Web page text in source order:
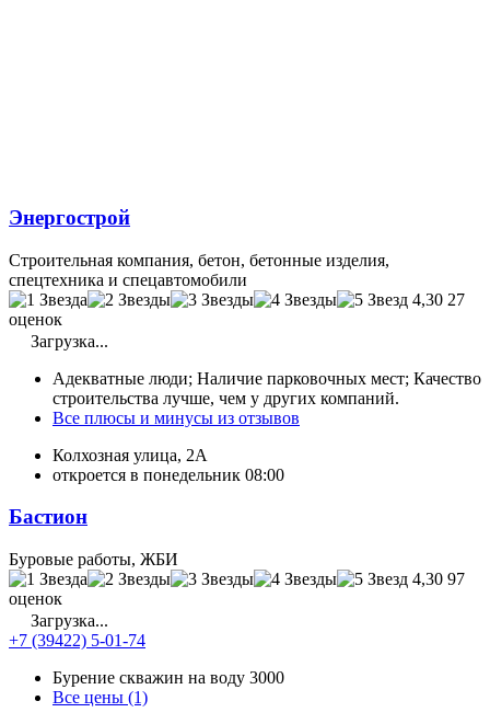
Энергострой
Строительная компания, бетон, бетонные изделия,
спецтехника и спецавтомобили
4,30 27
оценок
Загрузка...
Адекватные люди; Наличие парковочных мест; Качество
строительства лучше, чем у других компаний.
Все плюсы и минусы из отзывов
Колхозная улица, 2А
откроется в понедельник 08:00
Бастион
Буровые работы, ЖБИ
4,30 97
оценок
Загрузка...
+7 (39422) 5-01-74
Бурение скважин на воду 3000
Все цены (1)